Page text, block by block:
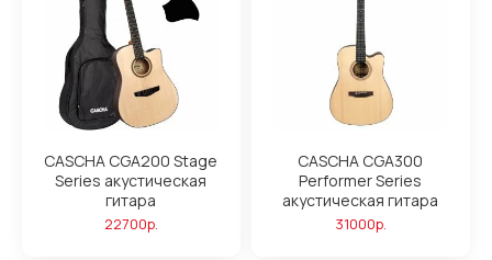
CASCHA CGA200 Stage
Series акустическая
гитара
22700р.
CASCHA CGA300
Performer Series
акустическая гитара
31000р.